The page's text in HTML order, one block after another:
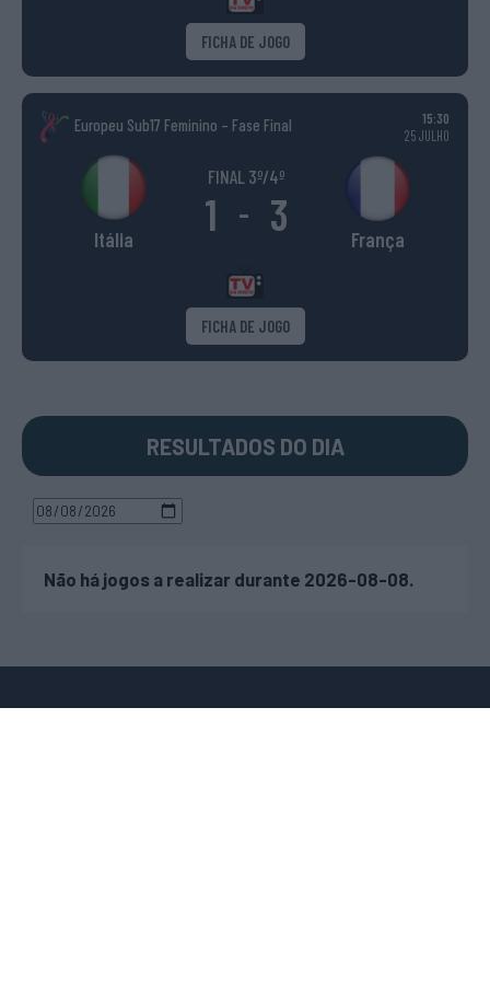
FICHA DE JOGO
Europeu Sub17 Feminino – Fase Final
15:30
25 JULHO
Itália
FINAL 3º/4º
1 - 3 França
FICHA DE JOGO
RESULTADOS DO DIA
Não há jogos a realizar durante 2026-08-08.